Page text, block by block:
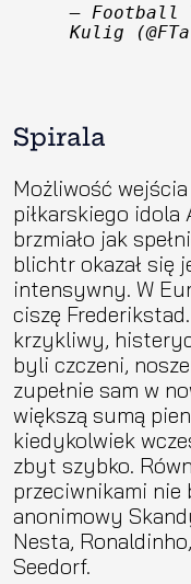
— Football
Kulig
Spirala
Możliwość
piłkarskiego idola
brzmiało jak
blichtr okazał się
intensywny. W
ciszę
krzykliwy,
byli czczeni,
zupełnie sam w
większą sumą
kiedykolwiek
zbyt szybko.
przeciwnikami
anonimowy
Nesta,
Seedorf.